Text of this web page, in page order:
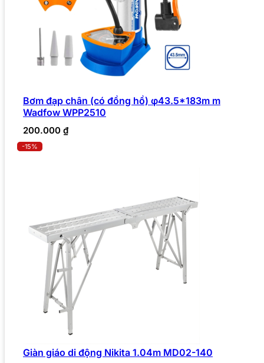
Bơm đạp chân (có đồng hồ) φ43.5*183m m
Wadfow WPP2510
200.000 ₫
-15%
Giàn giáo di động Nikita 1.04m MD02-140